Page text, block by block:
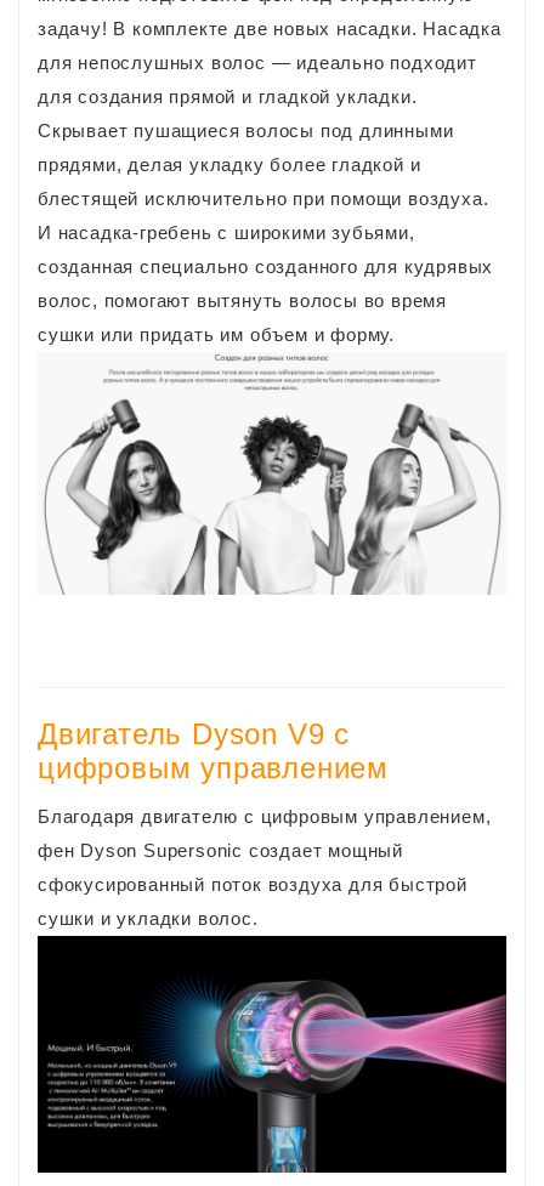
задачу! В комплекте две новых насадки. Насадка
для непослушных волос — идеально подходит
для создания прямой и гладкой укладки.
Скрывает пушащиеся волосы под длинными
прядями, делая укладку более гладкой и
блестящей исключительно при помощи воздуха.
И насадка-гребень с широкими зубьями,
созданная специально созданного для кудрявых
волос, помогают вытянуть волосы во время
сушки или придать им объем и форму.
Двигатель Dyson V9 с
цифровым управлением
Благодаря двигателю с цифровым управлением,
фен Dyson Supersonic создает мощный
сфокусированный поток воздуха для быстрой
сушки и укладки волос.